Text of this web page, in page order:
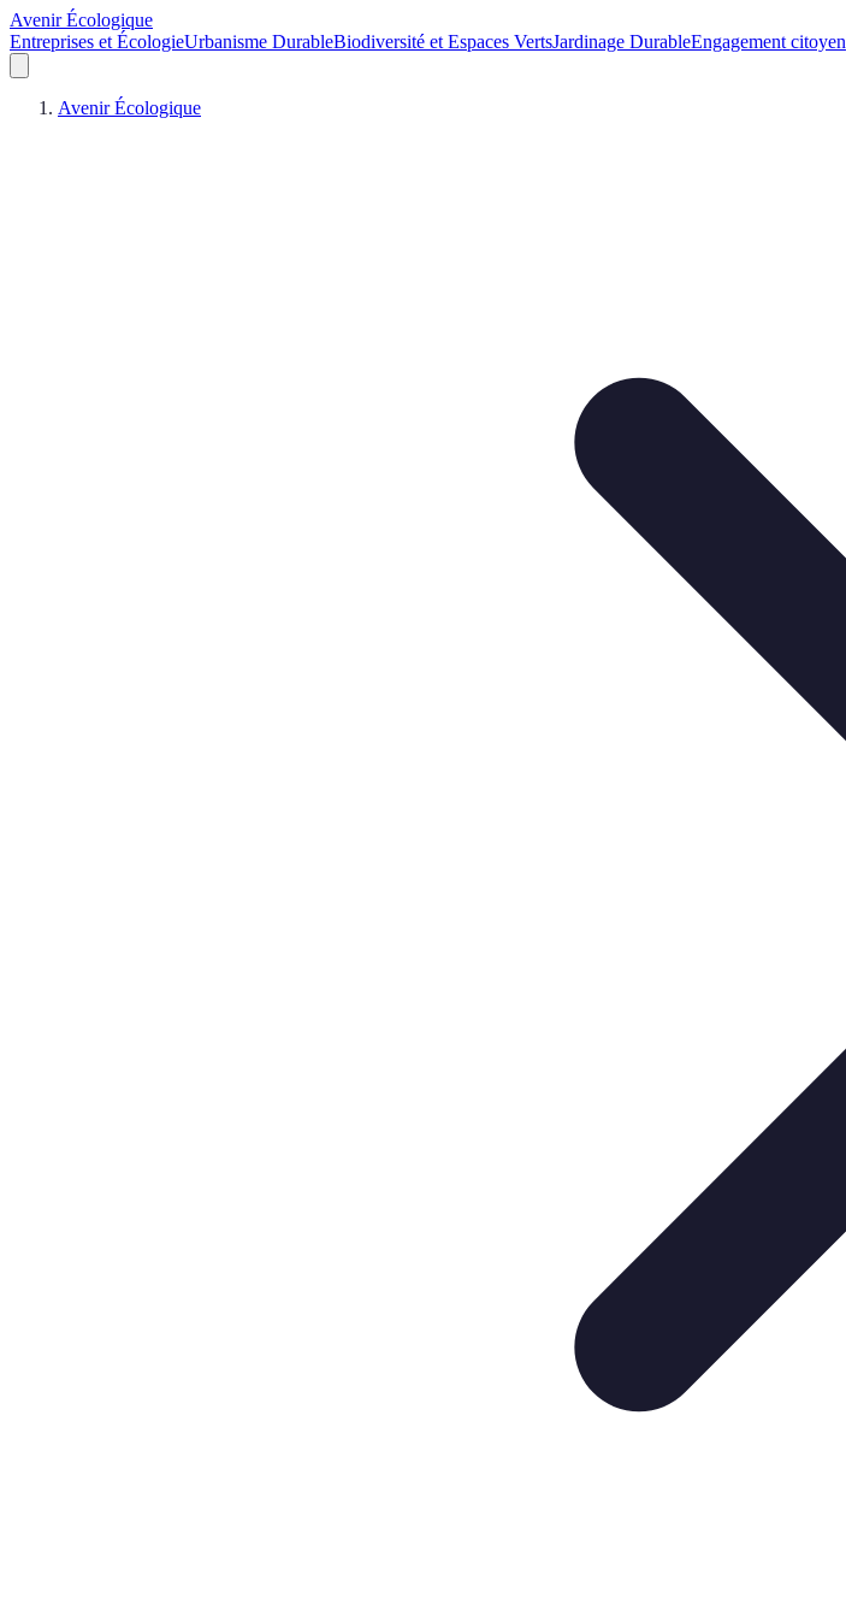
Avenir Écologique
Entreprises et ÉcologieUrbanisme DurableBiodiversité et Espaces VertsJardinage DurableEngagement citoyen
Avenir Écologique